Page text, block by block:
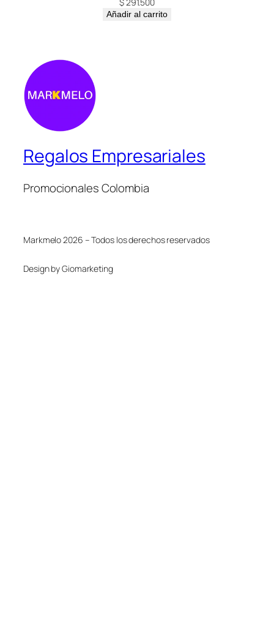
Añadir al carrito
Regalos Empresariales
Promocionales Colombia
Markmelo 2026 – Todos los derechos reservados
Design by Giomarketing